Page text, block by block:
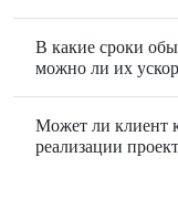
В какие сроки
можно ли их
Может ли клиент
реализации